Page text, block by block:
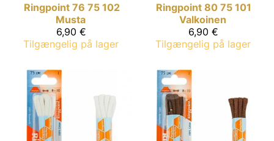
Ringpoint 76 75 102
Musta
6,90 €
Tilgængelig på lager
Ringpoint 80 75 101
Valkoinen
6,90 €
Tilgængelig på lager